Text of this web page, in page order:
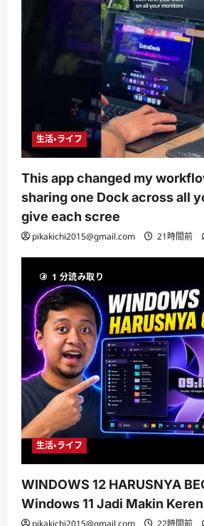
生活・ライフ
This app changed my
sharing one Dock across all
give each scree
pikakichi2015@gmail.com 21時間前
1 分読み取り
生活・ライフ
WINDOWS 12 HARUSNYA
Windows 11 Jadi Makin Keren